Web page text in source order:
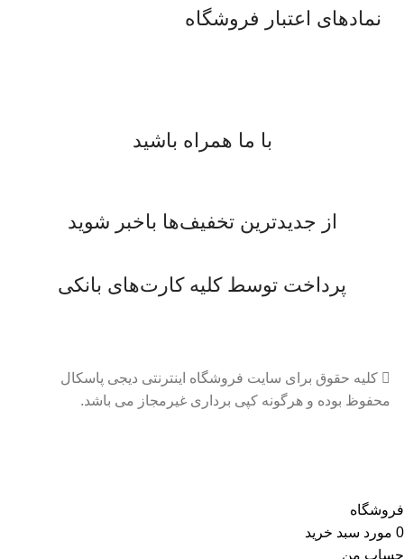
نمادهای اعتبار فروشگاه
با ما همراه باشید
از جدیدترین تخفیف‌ها باخبر شوید
پرداخت توسط کلیه کارت‌های بانکی
کلیه حقوق برای سایت فروشگاه اینترنتی دیجی پاسکال
محفوظ بوده و هرگونه کپی برداری غیرمجاز می باشد.
فروشگاه
0 مورد سبد خرید
حساب من